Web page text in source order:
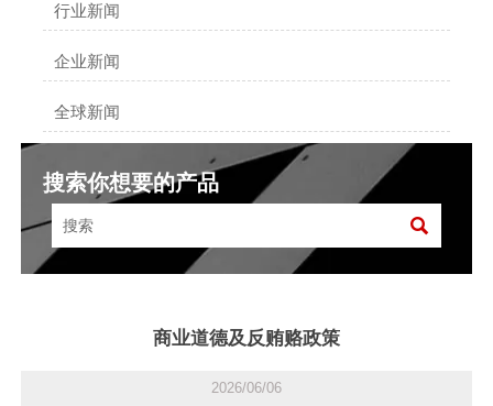
行业新闻
企业新闻
全球新闻
搜索你想要的产品

商业道德及反贿赂政策
2026/06/06